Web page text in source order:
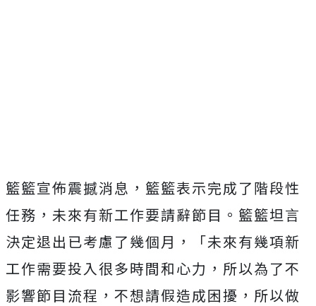
籃籃宣佈震撼消息，籃籃表示完成了階段性
任務，未來有新工作要請辭節目。籃籃坦言
決定退出已考慮了幾個月，「未來有幾項新
工作需要投入很多時間和心力，所以為了不
影響節目流程，不想請假造成困擾，所以做